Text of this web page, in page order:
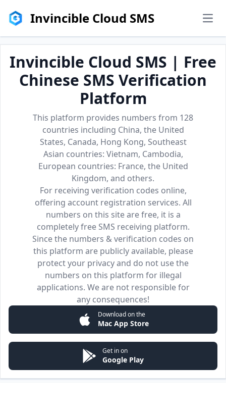
Invincible Cloud SMS
Invincible Cloud SMS | Free
Chinese SMS Verification
Platform
This platform provides numbers from 128
countries including China, the United
States, Canada, Hong Kong, Southeast
Asian countries: Vietnam, Cambodia,
European countries: France, the United
Kingdom, and others.
For receiving verification codes online,
offering account registration services. All
numbers on this site are free, it is a
completely free SMS receiving platform.
Since the numbers & verification codes on
this platform are publicly available, please
protect your privacy and do not use the
numbers on this platform for illegal
applications. We are not responsible for
any consequences!
Download on the
Mac App Store
Get in on
Google Play